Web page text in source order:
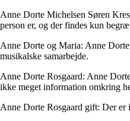
Anne Dorte Michelsen Søren
person er, og der findes kun
Anne Dorte og Maria: Anne
musikalske samarbejde.
Anne Dorte Rosgaard: Anne
ikke meget information omkring
Anne Dorte Rosgaard gift: Der er